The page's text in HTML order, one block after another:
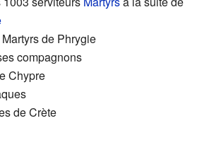
de Phrygie
compagnons
Chypre
de Crète